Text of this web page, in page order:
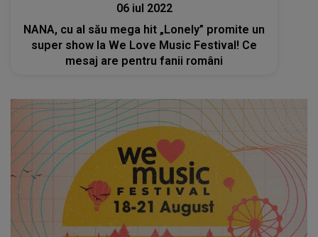
06 iul 2022
NANA, cu al său mega hit „Lonely” promite un
super show la We Love Music Festival! Ce
mesaj are pentru fanii români